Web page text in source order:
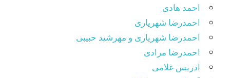
احمد هادی
احمدرضا شهریاری
احمدرضا شهریاری و مهرشید حبیبی
احمدرضا مرادی
ادریس غلامی